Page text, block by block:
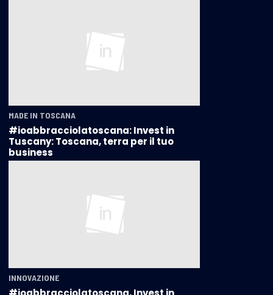
MADE IN TOSCANA
#ioabbracciolatoscana: Invest in
Tuscany: Toscana, terra per il tuo
business
INNOVAZIONE